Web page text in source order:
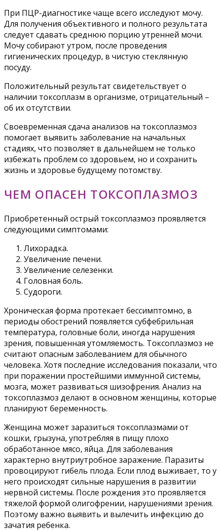
При ПЦР-диагностике чаще всего исследуют мочу.
Для получения объективного и полного результата
следует сдавать среднюю порцию утренней мочи.
Мочу собирают утром, после проведения
гигиенических процедур, в чистую стеклянную
посуду.
Положительный результат свидетельствует о
наличии токсоплазм в организме, отрицательный –
об их отсутствии.
Своевременная сдача анализов на токсоплазмоз
помогает выявить заболевание на начальных
стадиях, что позволяет в дальнейшем не только
избежать проблем со здоровьем, но и сохранить
жизнь и здоровье будущему потомству.
ЧЕМ ОПАСЕН ТОКСОПЛАЗМОЗ
Приобретенный острый токсоплазмоз проявляется
следующими симптомами:
Лихорадка.
Увеличение печени.
Увеличение селезенки.
Головная боль.
Судороги.
Хроническая форма протекает бессимптомно, в
периоды обострений появляется субфебрильная
температура, головные боли, иногда нарушения
зрения, повышенная утомляемость. Токсоплазмоз не
считают опасным заболеванием для обычного
человека. Хотя последние исследования показали, что
при поражении простейшими иммунной системы,
мозга, может развиваться шизофрения. Анализ на
токсоплазмоз делают в основном женщины, которые
планируют беременность.
Женщина может заразиться токсоплазмами от
кошки, грызуна, употребляя в пищу плохо
обработанное мясо, яйца. Для заболевания
характерно внутриутробное заражение. Паразиты
провоцируют гибель плода. Если плод выживает, то у
него происходят сильные нарушения в развитии
нервной системы. После рождения это проявляется
тяжелой формой олигофрении, нарушениями зрения.
Поэтому важно выявить и вылечить инфекцию до
зачатия ребенка.